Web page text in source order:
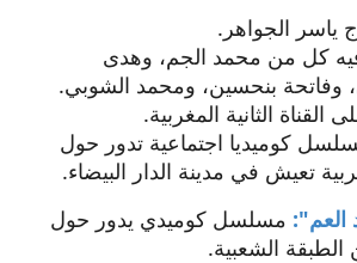
ياسر الجواهر.
كل من محمد الجم، وهدى
وفاتحة بنحسين، ومحمد الشوبي.
الثانية المغربية.
كوميديا اجتماعية تدور حول
تعيش في مدينة الدار البيضاء.
مسلسل كوميدي يدور حول